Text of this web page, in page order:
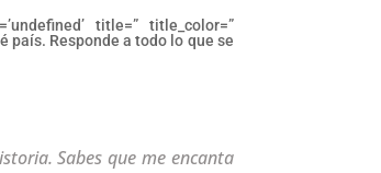
title=” title_color=”
país. Responde a todo lo que se
Sabes que me encanta